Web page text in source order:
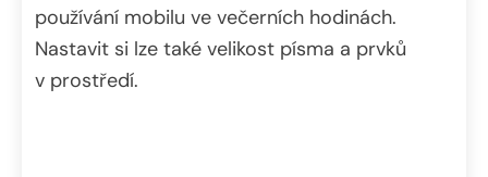
používání mobilu ve večerních hodinách.
Nastavit si lze také velikost písma a prvků
v prostředí.